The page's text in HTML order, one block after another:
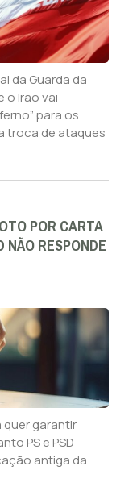
da Guarda da
o Irão vai
para os
troca de ataques
POR CARTA
NÃO RESPONDE
quer garantir
PS e PSD
antiga da